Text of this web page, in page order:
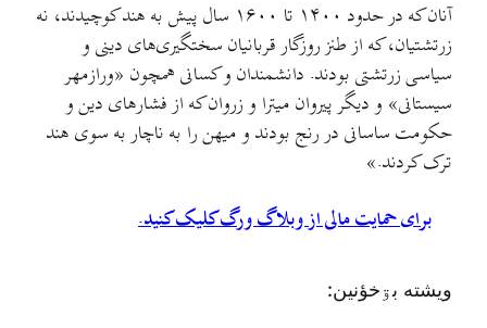
آنان که در حدود ۱۴۰۰ تا ۱۶۰۰ سال پیش به هند کوچیدند، نه
زرتشتیان، که از طنز روزگار قربانیان سختگیری‌های دینی و
سیاسی زرتشتی بودند. دانشمندان و کسانی همچون «ورازمهر
سیستانی» و دیگر پیروان میترا و زروان که از فشارهای دین و
حکومت ساسانی در رنج بودند و میهن را به ناچار به سوی هند
ترک کردند.»
برای حمایت مالی از وبلاگ ورگ کلیک کنید.
ويشته بۊخؤنين: